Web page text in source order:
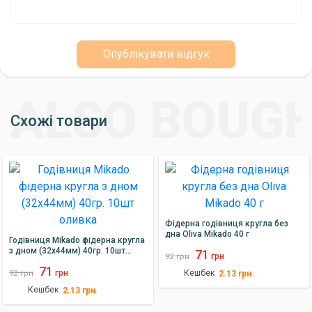
Опублікувати відгук
Схожі товари
Годівниця Mikado фідерна кругла
з дном (32х44мм) 40гр. 10шт
92 грн 71 грн
Кешбек 2.13 грн
Фідерна годівниця кругла без
дна Oliva Mikado 40 г
92 грн 71 грн
Кешбек 2.13 грн